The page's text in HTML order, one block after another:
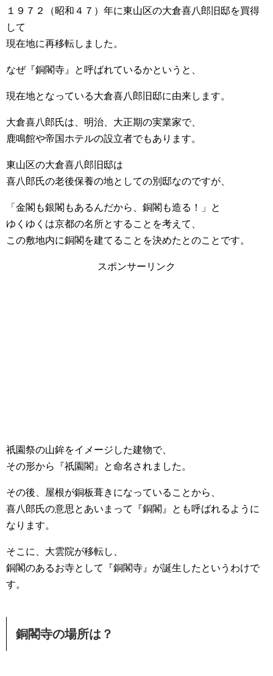
１９７２（昭和４７）年に東山区の大倉喜八郎旧邸を買得
して
現在地に再移転しました。
なぜ『銅閣寺』と呼ばれているかというと、
現在地となっている大倉喜八郎旧邸に由来します。
大倉喜八郎氏は、明治、大正期の実業家で、
鹿鳴館や帝国ホテルの設立者でもあります。
東山区の大倉喜八郎旧邸は
喜八郎氏の老後保養の地としての別邸なのですが、
「金閣も銀閣もあるんだから、銅閣も造る！」と
ゆくゆくは京都の名所とすることを考えて、
この敷地内に銅閣を建てることを決めたとのことです。
スポンサーリンク
祇園祭の山鉾をイメージした建物で、
その形から『祇園閣』と命名されました。
その後、屋根が銅板葺きになっていることから、
喜八郎氏の意思とあいまって『銅閣』とも呼ばれるように
なります。
そこに、大雲院が移転し、
銅閣のあるお寺として『銅閣寺』が誕生したというわけで
す。
銅閣寺の場所は？